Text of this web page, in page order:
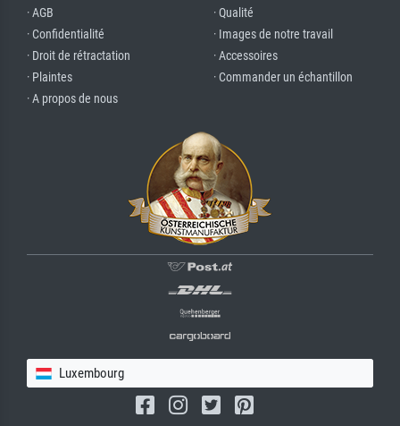
· AGB
· Confidentialité
· Droit de rétractation
· Plaintes
· A propos de nous
· Qualité
· Images de notre travail
· Accessoires
· Commander un échantillon
Luxembourg